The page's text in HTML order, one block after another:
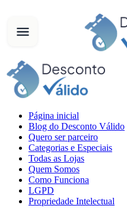
Página inicial
Blog do Desconto Válido
Quero ser parceiro
Categorias e Especiais
Todas as Lojas
Quem Somos
Como Funciona
LGPD
Propriedade Intelectual